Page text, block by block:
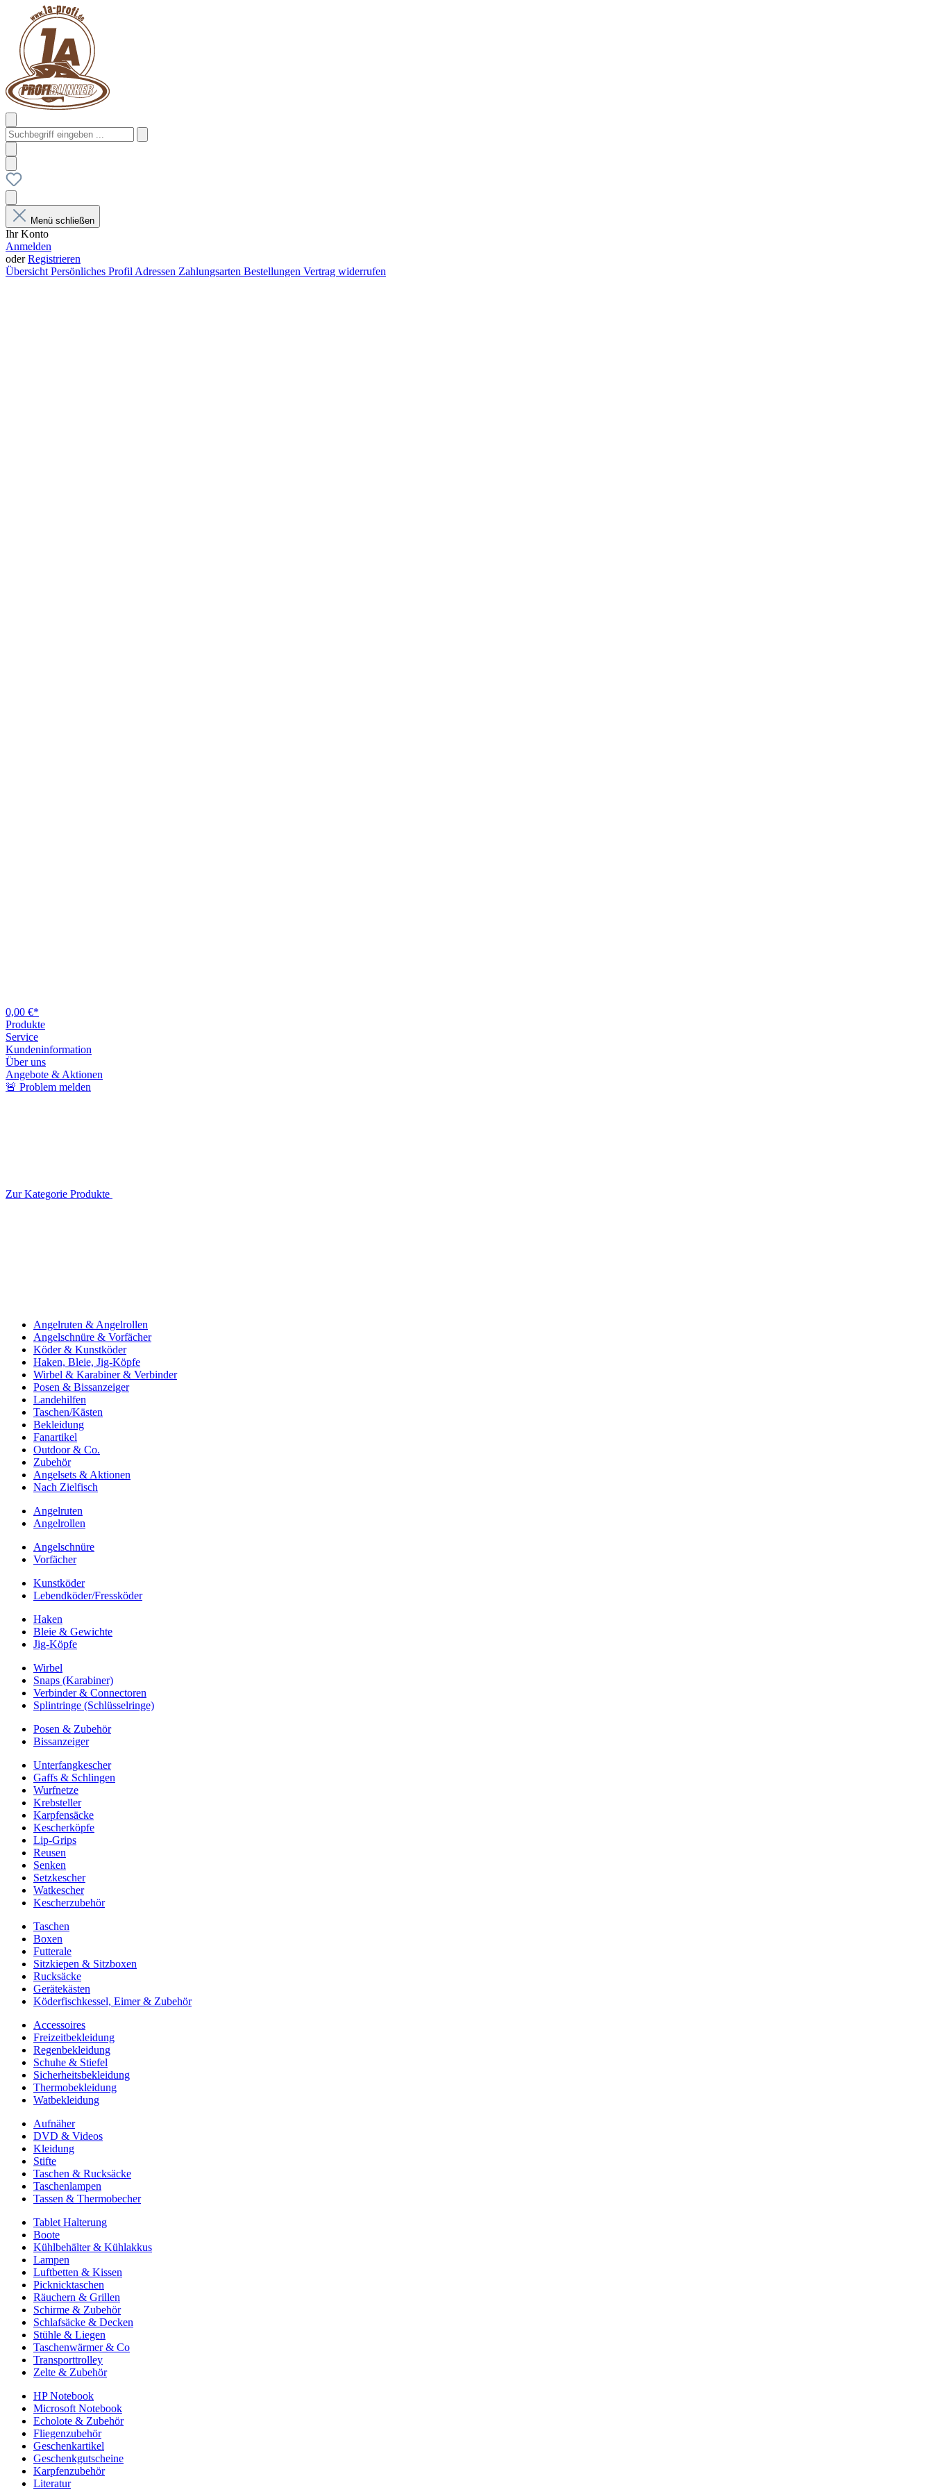
Menü schließen
Ihr Konto
Anmelden
oderRegistrieren
Übersicht Persönliches Profil Adressen Zahlungsarten Bestellungen Vertrag widerrufen
0,00 €*
Produkte
Service
Kundeninformation
Über uns
Angebote & Aktionen
🚨 Problem melden
Zur Kategorie Produkte
Angelruten & Angelrollen
Angelschnüre & Vorfächer
Köder & Kunstköder
Haken, Bleie, Jig-Köpfe
Wirbel & Karabiner & Verbinder
Posen & Bissanzeiger
Landehilfen
Taschen/Kästen
Bekleidung
Fanartikel
Outdoor & Co.
Zubehör
Angelsets & Aktionen
Nach Zielfisch
Angelruten
Angelrollen
Angelschnüre
Vorfächer
Kunstköder
Lebendköder/Fressköder
Haken
Bleie & Gewichte
Jig-Köpfe
Wirbel
Snaps (Karabiner)
Verbinder & Connectoren
Splintringe (Schlüsselringe)
Posen & Zubehör
Bissanzeiger
Unterfangkescher
Gaffs & Schlingen
Wurfnetze
Krebsteller
Karpfensäcke
Kescherköpfe
Lip-Grips
Reusen
Senken
Setzkescher
Watkescher
Kescherzubehör
Taschen
Boxen
Futterale
Sitzkiepen & Sitzboxen
Rucksäcke
Gerätekästen
Köderfischkessel, Eimer & Zubehör
Accessoires
Freizeitbekleidung
Regenbekleidung
Schuhe & Stiefel
Sicherheitsbekleidung
Thermobekleidung
Watbekleidung
Aufnäher
DVD & Videos
Kleidung
Stifte
Taschen & Rucksäcke
Taschenlampen
Tassen & Thermobecher
Tablet Halterung
Boote
Kühlbehälter & Kühlakkus
Lampen
Luftbetten & Kissen
Picknicktaschen
Räuchern & Grillen
Schirme & Zubehör
Schlafsäcke & Decken
Stühle & Liegen
Taschenwärmer & Co
Transporttrolley
Zelte & Zubehör
HP Notebook
Microsoft Notebook
Echolote & Zubehör
Fliegenzubehör
Geschenkartikel
Geschenkgutscheine
Karpfenzubehör
Literatur